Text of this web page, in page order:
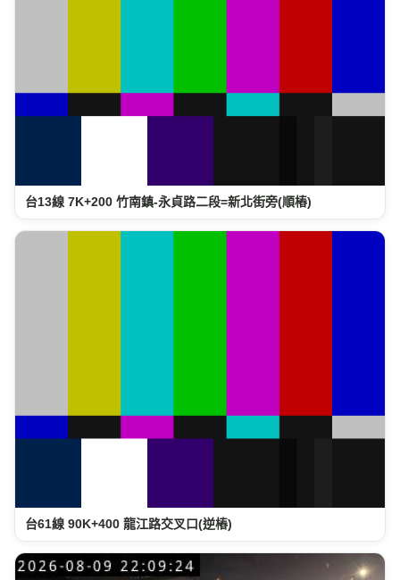
台13線 7K+200 竹南鎮-永貞路二段=新北街旁(順樁)
台61線 90K+400 龍江路交叉口(逆樁)